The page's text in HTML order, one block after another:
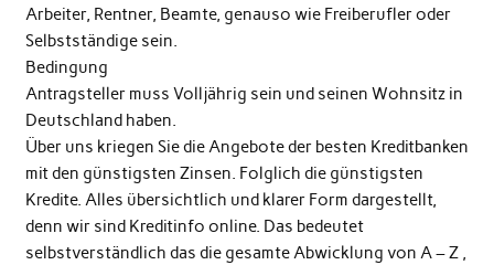
Arbeiter, Rentner, Beamte, genauso wie Freiberufler oder
Selbstständige sein.
Bedingung
Antragsteller muss Volljährig sein und seinen Wohnsitz in
Deutschland haben.
Über uns kriegen Sie die Angebote der besten Kreditbanken
mit den günstigsten Zinsen. Folglich die günstigsten
Kredite. Alles übersichtlich und klarer Form dargestellt,
denn wir sind Kreditinfo online. Das bedeutet
selbstverständlich das die gesamte Abwicklung von A – Z ,